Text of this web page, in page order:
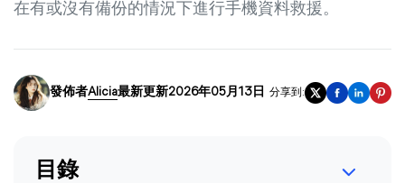
在有或沒有備份的情況下進行手機資料救援。
發佈者Alicia最新更新2026年05月13日 分享到:
目錄